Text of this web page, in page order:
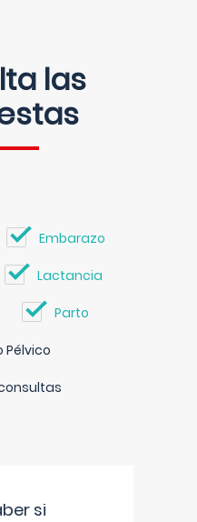
las
Embarazo
Lactancia
Parto
Pélvico
si